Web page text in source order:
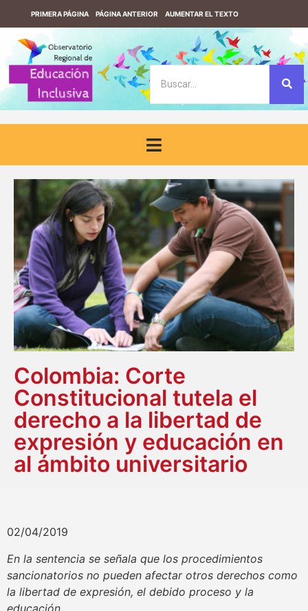
PRIMERA PÁGINA PÁGINA ANTERIOR AUMENTAR EL TEXTO
REDUCIR EL TEXTO VERSIÓN SIN CONTRASTE
DESCARGUE EL LECTOR DE PANTALLA F123
Colombia: Corte
Constitucional tutela el
derecho a la libertad de
expresión y educación en
al ámbito universitario
02/04/2019
En la sentencia se señala que los procedimientos
sancionatorios no pueden afectar otros derechos como
la libertad de expresión, el debido proceso y la
educación